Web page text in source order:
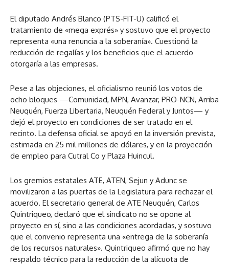
El diputado Andrés Blanco (PTS-FIT-U) calificó el
tratamiento de «mega exprés» y sostuvo que el proyecto
representa «una renuncia a la soberanía». Cuestionó la
reducción de regalías y los beneficios que el acuerdo
otorgaría a las empresas.
Pese a las objeciones, el oficialismo reunió los votos de
ocho bloques —Comunidad, MPN, Avanzar, PRO-NCN, Arriba
Neuquén, Fuerza Libertaria, Neuquén Federal y Juntos— y
dejó el proyecto en condiciones de ser tratado en el
recinto. La defensa oficial se apoyó en la inversión prevista,
estimada en 25 mil millones de dólares, y en la proyección
de empleo para Cutral Co y Plaza Huincul.
Los gremios estatales ATE, ATEN, Sejun y Adunc se
movilizaron a las puertas de la Legislatura para rechazar el
acuerdo. El secretario general de ATE Neuquén, Carlos
Quintriqueo, declaró que el sindicato no se opone al
proyecto en sí, sino a las condiciones acordadas, y sostuvo
que el convenio representa una «entrega de la soberanía
de los recursos naturales». Quintriqueo afirmó que no hay
respaldo técnico para la reducción de la alícuota de